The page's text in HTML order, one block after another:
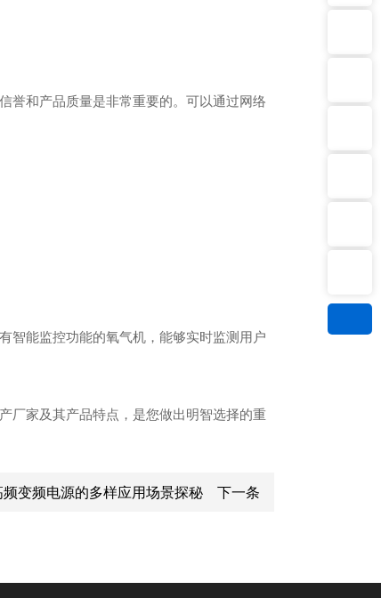
誉和产品质量是非常重要的。可以通过网络
智能监控功能的氧气机，能够实时监测用户
厂家及其产品特点，是您做出明智选择的重
下一条
频变频电源的多样应用场景探秘
扫一扫微信二维码
关注我们动态